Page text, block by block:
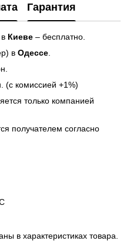
Гарантия
Киеве – бесплатно.
в Одессе
(с комиссией +1%)
только компанией
получателем согласно
в характеристиках товара.